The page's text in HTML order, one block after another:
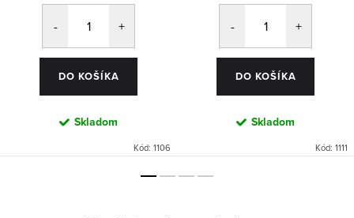
DO KOŠÍKA
Skladom
Kód: 1106
DO KOŠÍKA
Skladom
Kód: 1111